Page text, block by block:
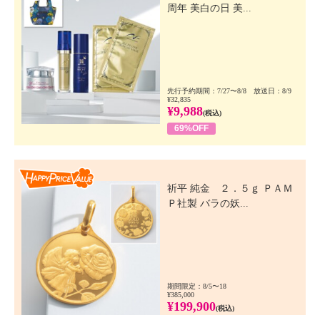
周年 美白の日 美...
先行予約期間：7/27〜8/8 放送日：8/9
¥32,835
¥9,988(税込)
69%OFF
祈平 純金 ２．５ｇ ＰＡＭ
Ｐ社製 バラの妖...
期間限定：8/5〜18
¥385,000
¥199,900(税込)